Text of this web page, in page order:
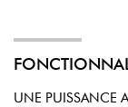
UNE PUISSANCE